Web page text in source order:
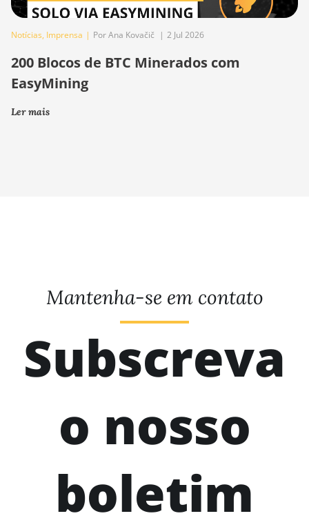
Notícias, Imprensa | Por Ana Kovačič | 2 Jul 2026
200 Blocos de BTC Minerados com
EasyMining
Ler mais
Mantenha-se em contato
Subscreva
o nosso
boletim